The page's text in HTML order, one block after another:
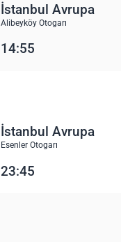
İstanbul Avrupa
Alibeyköy Otogarı
14:55
İstanbul Avrupa
Esenler Otogarı
23:45